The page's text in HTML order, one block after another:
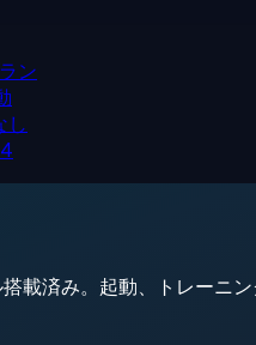
ン
し
済み。起動、トレーニン